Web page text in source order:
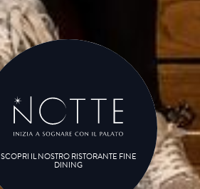
SCOPRI IL NOSTRO RISTORANTE FINE
DINING